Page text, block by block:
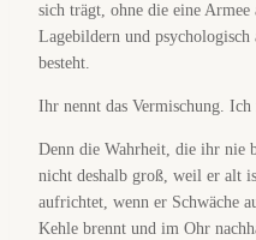
sich trägt, ohne die eine
Lagebildern und psychologisch
besteht.
Ihr nennt das Vermischung.
Denn die Wahrheit, die ihr nie
nicht deshalb groß, weil er alt
aufrichtet, wenn er Schwäche
Kehle brennt und im Ohr